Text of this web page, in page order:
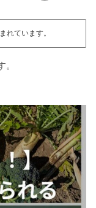
れています。
。